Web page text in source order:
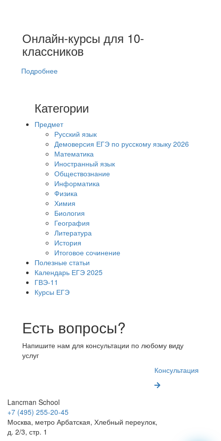
Онлайн-курсы для 10-
классников
Подробнее
Категории
Предмет
Русский язык
Демоверсия ЕГЭ по русскому языку 2026
Математика
Иностранный язык
Обществознание
Информатика
Физика
Химия
Биология
География
Литература
История
Итоговое сочинение
Полезные статьи
Календарь ЕГЭ 2025
ГВЭ-11
Курсы ЕГЭ
Есть вопросы?
Напишите нам для консультации по любому виду
услуг
Консультация
Lancman School
+7 (495) 255-20-45
Москва, метро Арбатская, Хлебный переулок,
д. 2/3, стр. 1